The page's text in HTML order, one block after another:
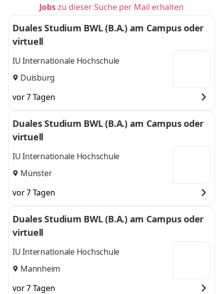
Jobszu dieser Suche per Mail erhalten
Duales Studium BWL (B.A.) am Campus oder
virtuell
IU Internationale Hochschule
Duisburg
vor 7 Tagen
Duales Studium BWL (B.A.) am Campus oder
virtuell
IU Internationale Hochschule
Münster
vor 7 Tagen
Duales Studium BWL (B.A.) am Campus oder
virtuell
IU Internationale Hochschule
Mannheim
vor 7 Tagen